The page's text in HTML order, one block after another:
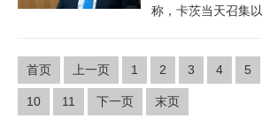
称，卡茨当天召集以
首页 上一页 1 2 3 4 5
10 11 下一页 末页